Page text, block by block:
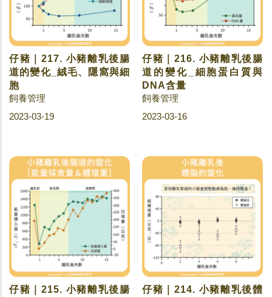
仔豬｜217. 小豬離乳後腸
道的變化_絨毛、隱窩與細
胞
飼養管理
2023-03-19
仔豬｜216. 小豬離乳後腸
道的變化_細胞蛋白質與
DNA含量
飼養管理
2023-03-16
仔豬｜215. 小豬離乳後腸
仔豬｜214. 小豬離乳後體